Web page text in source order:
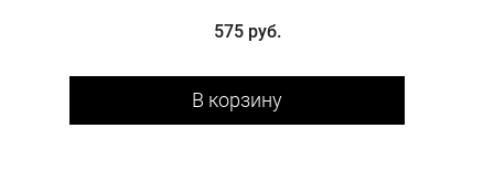
575 руб.
В корзину